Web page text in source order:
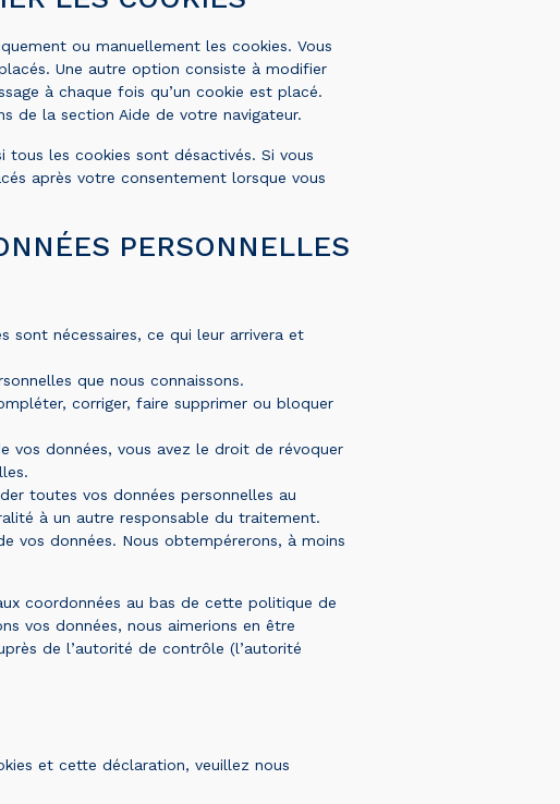
ou manuellement les cookies. Vous
Une autre option consiste à modifier
à chaque fois qu’un cookie est placé.
de la section Aide de votre navigateur.
les cookies sont désactivés. Si vous
après votre consentement lorsque vous
PERSONNELLES
sont nécessaires, ce qui leur arrivera et
que nous connaissons.
corriger, faire supprimer ou bloquer
vos données, vous avez le droit de révoquer
toutes vos données personnelles au
à un autre responsable du traitement.
vos données. Nous obtempérerons, à moins
coordonnées au bas de cette politique de
vos données, nous aimerions en être
de l’autorité de contrôle (l’autorité
et cette déclaration, veuillez nous